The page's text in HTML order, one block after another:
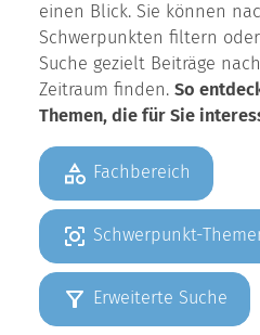
einen Blick. Sie können
Schwerpunkten filtern
Suche gezielt Beiträge
Zeitraum finden. So
Themen, die für Sie
Fachbereich
Schwerpunkt-
Erweiterte Suche